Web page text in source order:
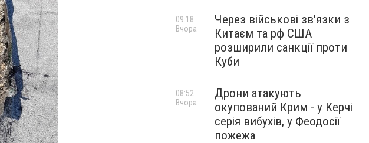
Через військові зв'язки з
Китаєм та рф США
розширили санкції проти
Куби
09:18
Вчора
Дрони атакують
окупований Крим - у Керчі
серія вибухів, у Феодосії
пожежа
08:52
Вчора